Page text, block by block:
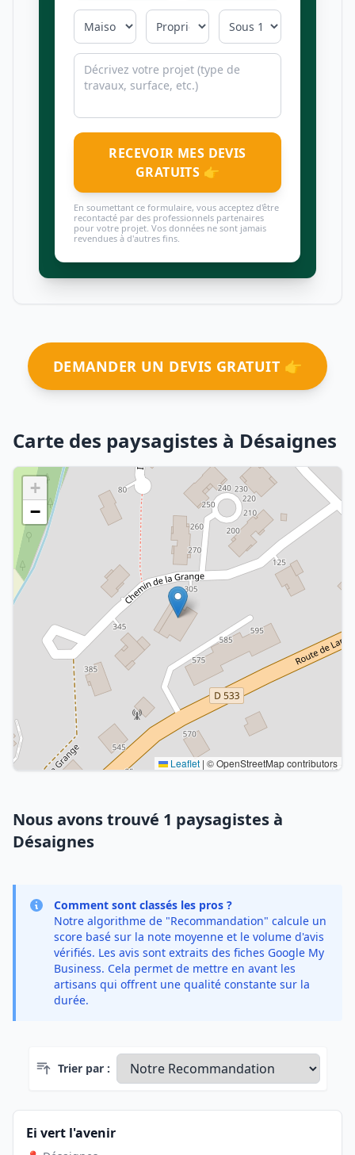
RECEVOIR MES DEVIS
GRATUITS 👉
En soumettant ce formulaire, vous acceptez d'être
recontacté par des professionnels partenaires
pour votre projet. Vos données ne sont jamais
revendues à d'autres fins.
DEMANDER UN DEVIS GRATUIT 👉
Carte des paysagistes à Désaignes
+
−
Leaflet | © OpenStreetMap contributors
Nous avons trouvé 1 paysagistes à
Désaignes
Comment sont classés les pros ?
Notre algorithme de "Recommandation" calcule un
score basé sur la note moyenne et le volume d'avis
vérifiés. Les avis sont extraits des fiches Google My
Business. Cela permet de mettre en avant les
artisans qui offrent une qualité constante sur la
durée.
Trier par :
Ei vert l'avenir